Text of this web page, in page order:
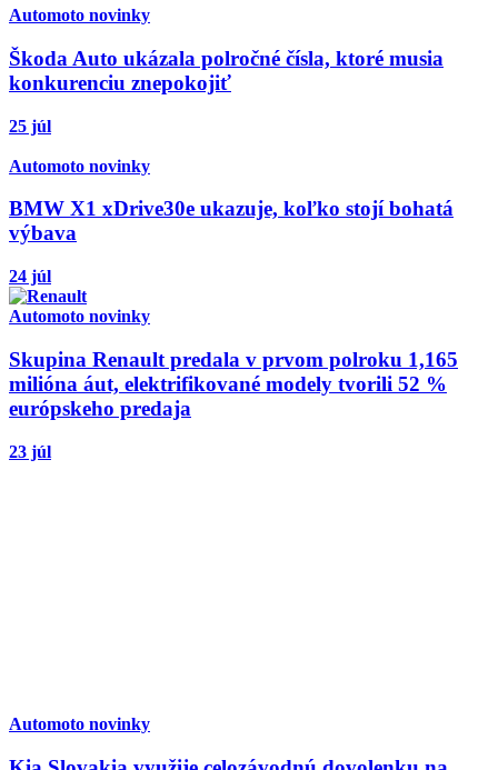
Automoto novinky
Škoda Auto ukázala polročné čísla, ktoré musia
konkurenciu znepokojiť
25 júl
Automoto novinky
BMW X1 xDrive30e ukazuje, koľko stojí bohatá
výbava
24 júl
Automoto novinky
Skupina Renault predala v prvom polroku 1,165
milióna áut, elektrifikované modely tvorili 52 %
európskeho predaja
23 júl
Automoto novinky